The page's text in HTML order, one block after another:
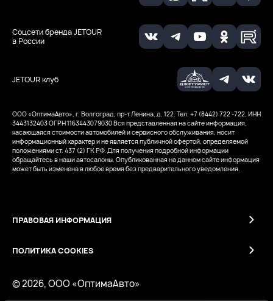
JETOUR клуб
Соцсети бренда JETOUR
в России
ООО «ОптимаАвто», г. Волгоград, пр-т Ленина, д. 122. Тел. +7 (8442) 722 -722, ИНН
3443132403ОГРН 1163443079030Вся представленная на сайте информация,
касающаяся стоимости автомобилей и сервисного обслуживания, носит
информационный характер и не является публичной офертой, определяемой
положениями ст. 437 (2) ГК РФ. Для получения подробной информации
обращайтесь в наши автосалоны. Опубликованная на данном сайте информация
может быть изменена в любое время без предварительного уведомления.
© 2026, ООО «ОптимаАвто»
ПРАВОВАЯ ИНФОРМАЦИЯ
ПОЛИТИКА COOKIES